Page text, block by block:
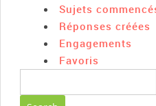
Sujets
Réponses créées
Engagements
Favoris